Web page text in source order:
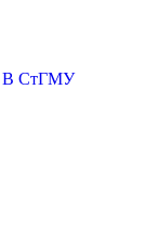
СтГМУ